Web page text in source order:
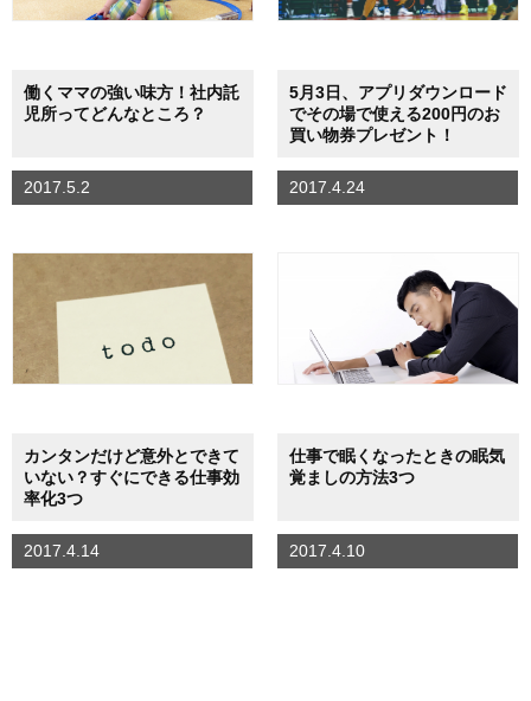
働くママの強い味方！社内託
児所ってどんなところ？
2017.5.2
5月3日、アプリダウンロード
でその場で使える200円のお
買い物券プレゼント！
2017.4.24
カンタンだけど意外とできて
いない？すぐにできる仕事効
率化3つ
2017.4.14
仕事で眠くなったときの眠気
覚ましの方法3つ
2017.4.10